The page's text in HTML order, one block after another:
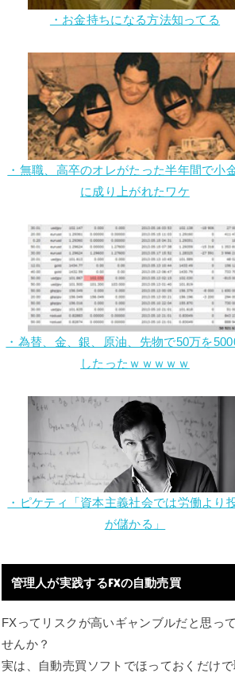
・お金持ちになる方法知ってる
・無職、高卒のオレがたった半年間で小
に成り上がれたワケ
・為替、金、銀、原油、先物で50万を
したったｗｗｗｗｗ
・ピケティ「資本主義社会では労働より
が儲かる」
管理人が実践するFXの自動売買
FXってリスクが高いギャンブルだと思っ
せんか？
実は、自動売買ソフトでほっておくだけで